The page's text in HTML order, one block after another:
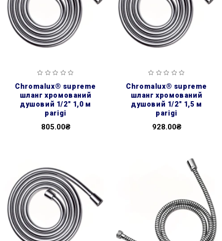
chromalux® supreme
шланг хромований
душовий 1/2″ 1,0 м
parigi
805.00₴
chromalux® supreme
шланг хромований
душовий 1/2″ 1,5 м
parigi
928.00₴